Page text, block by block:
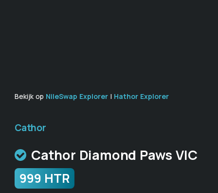
Bekijk op NileSwap Explorer | Hathor Explorer
Cathor
Cathor Diamond Paws VIC
999 HTR